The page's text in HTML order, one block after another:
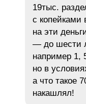
19тыс.
с
на эти
— до шести
например 1,
но в
а что такое
накашлял!